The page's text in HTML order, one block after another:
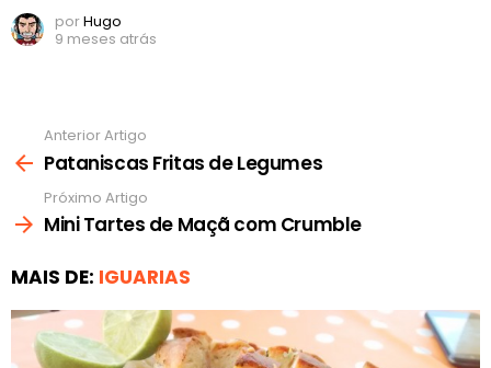
porHugo
9 meses atrás
mais
Anterior Artigo
Pataniscas Fritas de Legumes
Próximo Artigo
Mini Tartes de Maçã com Crumble
MAIS DE: IGUARIAS